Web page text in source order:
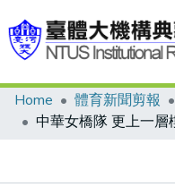
Communities & Collections
Home 體育新聞剪報